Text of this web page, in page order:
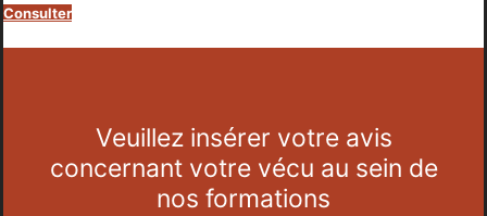
Consulter
Veuillez insérer votre avis
concernant votre vécu au sein de
nos formations